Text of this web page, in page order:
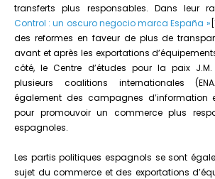
transferts plus responsables. Dans leur
Control : un oscuro negocio marca España »
des reformes en faveur de plus de
avant et après les exportations
côté, le Centre d’études pour la paix
plusieurs coalitions internationales
également des campagnes d’information
pour promouvoir un commerce plus
espagnoles.
Les partis politiques espagnols se sont
sujet du commerce et des exportations